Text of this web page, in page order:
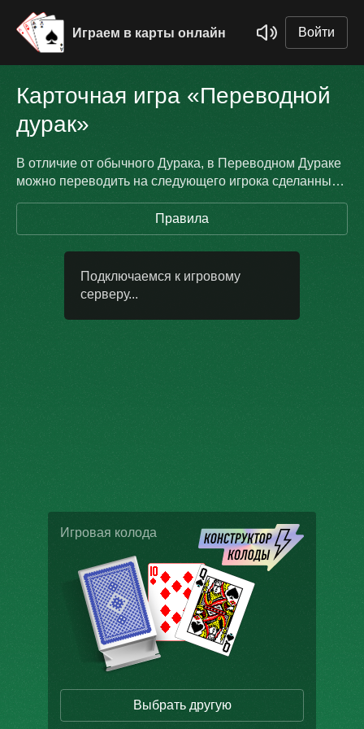
Играем в карты онлайн Войти
Карточная игра «Переводной
дурак»
В отличие от обычного Дурака, в Переводном Дураке
можно переводить на следующего игрока сделанный
Правила
Подключаемся к игровому
серверу...
Игровая колода
Выбрать другую